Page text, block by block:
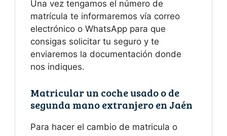
Una vez tengamos el número de
matrícula te informaremos vía correo
electrónico o WhatsApp para que
consigas solicitar tu seguro y te
enviaremos la documentación donde
nos indiques.
Matricular un coche usado o de
segunda mano extranjero en Jaén
Para hacer el cambio de matricula o